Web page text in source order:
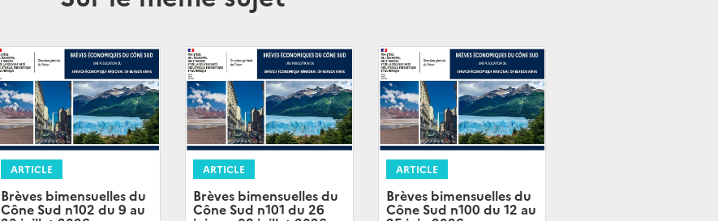
ARTICLE
Brèves bimensuelles du
Cône Sud n102 du 9 au
ARTICLE
Brèves bimensuelles du
Cône Sud n101 du 26
ARTICLE
Brèves bimensuelles du
Cône Sud n100 du 12 au